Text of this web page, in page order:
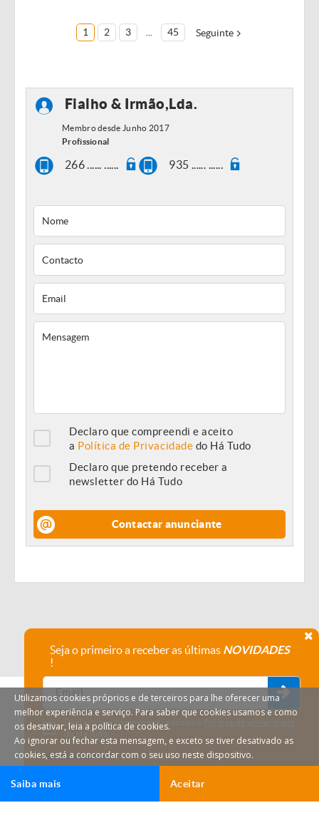
1 2 3 45 Seguinte
Fialho & Irmão,Lda.
Membro desde Junho 2017
Profissional
266 ...... ...... 935 ...... ......
Declaro que compreendi e aceito
a Política de Privacidade do Há Tudo
Declaro que pretendo receber a
newsletter do Há Tudo
Contactar anunciante
Seja o primeiro a receber as últimas NOVIDADES
!
Declaro que compreendi e aceito a Política de privacidade
do HáTudo.
Anular subscrição
Utilizamos cookies próprios e de terceiros para lhe oferecer uma
melhor experiência e serviço. Para saber que cookies usamos e como
os desativar, leia a política de cookies.
Ao ignorar ou fechar esta mensagem, e exceto se tiver desativado as
cookies, está a concordar com o seu uso neste dispositivo.
Aceitar
Saiba mais